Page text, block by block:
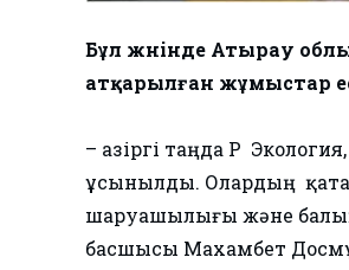
Бұл жөнінде Атырау
атқарылған жұмыстар
​– Қазіргі таңда ҚР
ұсынылды. Олардың
шаруашылығы және
басшысы Махамбет